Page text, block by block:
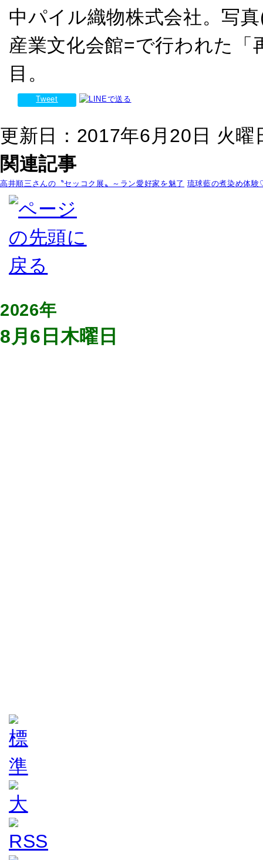
中パイル織物株式会社。写
産業文化会館=で行われた
目。
Tweet
更新日：2017年6月20日 火曜
関連記事
高井順三さんの〝セッコク展〟～ラン愛好家を魅了 琉球藍の煮染め体
2026年
8月6日木曜日